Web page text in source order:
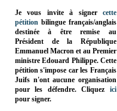
Je vous invite à signer cette
pétition bilingue français/anglais
destinée à être remise au
Président de la République
Emmanuel Macron et au Premier
ministre Edouard Philippe. Cette
pétition s'impose car les Français
Juifs n'ont aucune organisation
pour les défendre. Cliquez
ici
pour signer.